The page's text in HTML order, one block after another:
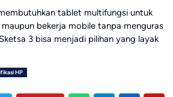
tablet multifungsi untuk
bekerja mobile tanpa menguras
3 bisa menjadi pilihan yang layak
HP